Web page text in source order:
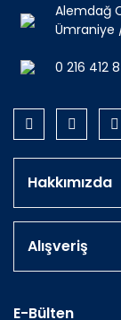
Alemdağ
Ümraniye /
0 216 412
Hakkımızda
Alışveriş
E-Bülten